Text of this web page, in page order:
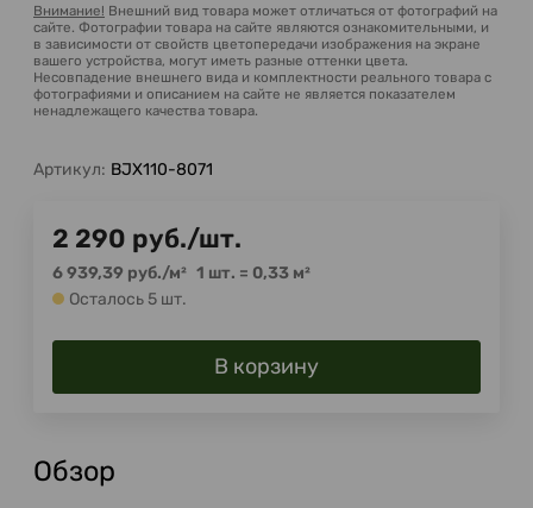
Внимание! Внешний вид товара может отличаться от фотографий на
сайте. Фотографии товара на сайте являются ознакомительными, и
в зависимости от свойств цветопередачи изображения на экране
вашего устройства, могут иметь разные оттенки цвета.
Несовпадение внешнего вида и комплектности реального товара с
фотографиями и описанием на сайте не является показателем
ненадлежащего качества товара.
Артикул: BJX110-8071
2 290 руб./шт.
6 939,39 руб./м² 1 шт. = 0,33 м²
Осталось 5 шт.
В корзину
Обзор